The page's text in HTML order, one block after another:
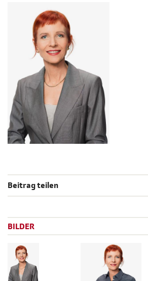
Beitrag teilen
BILDER